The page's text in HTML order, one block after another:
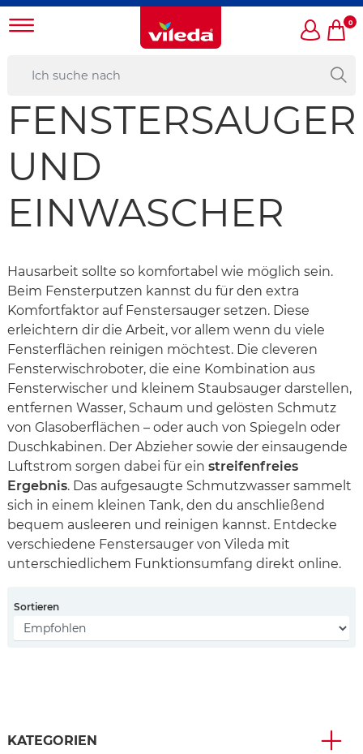
0
FENSTERSAUGER
UND
EINWASCHER
Hausarbeit sollte so komfortabel wie möglich sein.
Beim Fensterputzen kannst du für den extra
Komfortfaktor auf Fenstersauger setzen. Diese
erleichtern dir die Arbeit, vor allem wenn du viele
Fensterflächen reinigen möchtest. Die cleveren
Fensterwischroboter, die eine Kombination aus
Fensterwischer und kleinem Staubsauger darstellen,
entfernen Wasser, Schaum und gelösten Schmutz
von Glasoberflächen – oder auch von Spiegeln oder
Duschkabinen. Der Abzieher sowie der einsaugende
Luftstrom sorgen dabei für ein streifenfreies
Ergebnis. Das aufgesaugte Schmutzwasser sammelt
sich in einem kleinen Tank, den du anschließend
bequem ausleeren und reinigen kannst. Entdecke
verschiedene Fenstersauger von Vileda mit
unterschiedlichem Funktionsumfang direkt online.
Sortieren
KATEGORIEN